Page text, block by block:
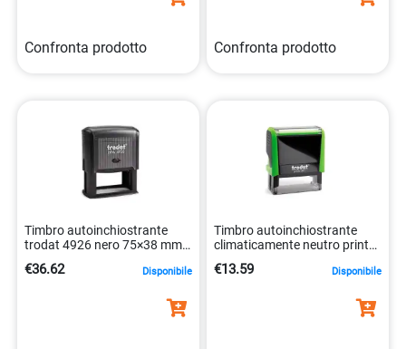
Confronta prodotto Confronta prodotto
Timbro autoinchiostrante
trodat 4926 nero 75×38 mm
€36.62 Disponibile
Timbro autoinchiostrante
climaticamente neutro printy
€13.59 Disponibile